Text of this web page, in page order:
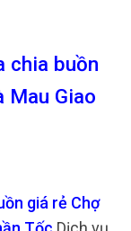
chia buồn
Mau Giao
giá rẻ Chợ